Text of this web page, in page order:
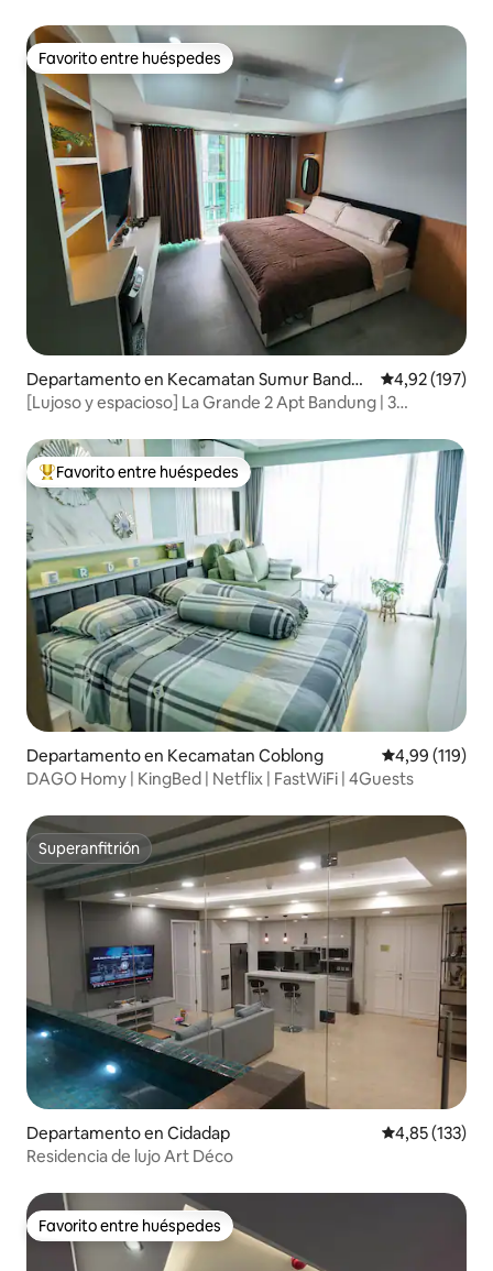
Favorito entre huéspedes
Favorito entre huéspedes
Departamento en Kecamatan Sumur Bandun
g
Calificación
4,92 (197)
[Lujoso y espacioso] La Grande 2 Apt Bandung | 3
Favorito entre los huéspedes más destacados
Favorito entre huéspedes
Departamento en Kecamatan Coblong Calificación
4,99 (119)
DAGO Homy | KingBed | Netflix | FastWiFi | 4Guests
Superanfitrión
Superanfitrión
Departamento en Cidadap Calificación
4,85 (133)
Residencia de lujo Art Déco
Favorito entre huéspedes
Favorito entre huéspedes